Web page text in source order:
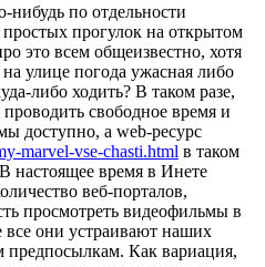
нибудь по отдельности
простых прогулок на открытом
это всем общеизвестно, хотя
улице погода ужасная либо
либо ходить? В таком разе,
свободное время и
доступно, а web-ресурс
marvel-vse-chasti.html в таком
настоящее время в Инете
веб-порталов,
просмотреть видеофильмы в
все они устраивают наших
предпосылкам. Как вариация,